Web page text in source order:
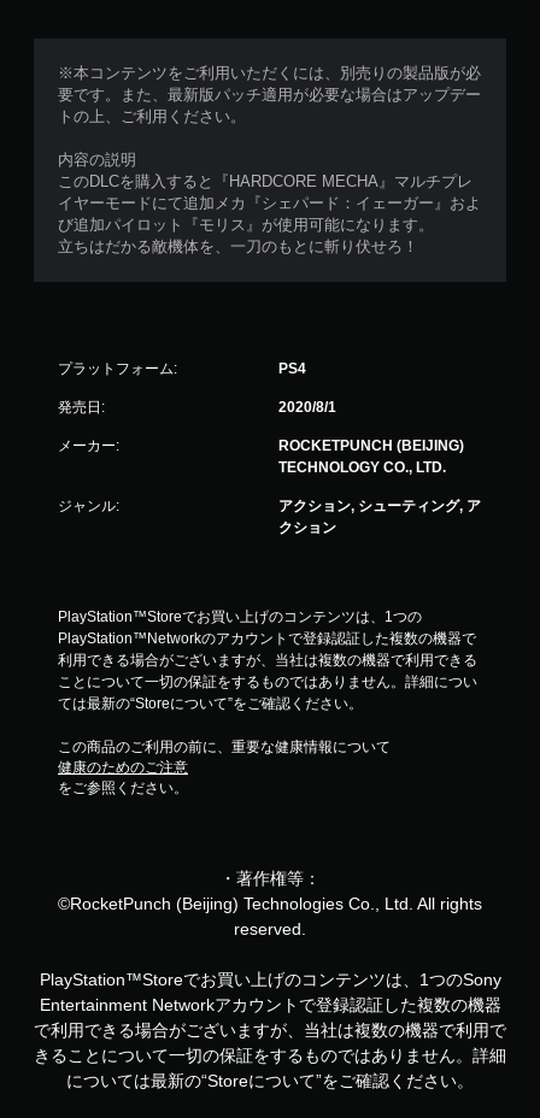
※本コンテンツをご利用いただくには、別売りの製品版が必
要です。また、最新版パッチ適用が必要な場合はアップデー
トの上、ご利用ください。
内容の説明
このDLCを購入すると『HARDCORE MECHA』マルチプレ
イヤーモードにて追加メカ『シェパード：イェーガー』およ
び追加パイロット『モリス』が使用可能になります。
立ちはだかる敵機体を、一刀のもとに斬り伏せろ！
プラットフォーム: PS4
発売日: 2020/8/1
メーカー:
ROCKETPUNCH (BEIJING)
TECHNOLOGY CO., LTD.
ジャンル:
アクション, シューティング, ア
クション
PlayStation™Storeでお買い上げのコンテンツは、1つの
PlayStation™Networkのアカウントで登録認証した複数の機器で
利用できる場合がございますが、当社は複数の機器で利用できる
ことについて一切の保証をするものではありません。詳細につい
ては最新の“Storeについて”をご確認ください。
この商品のご利用の前に、重要な健康情報について
健康のためのご注意
をご参照ください。
・著作権等：
©RocketPunch (Beijing) Technologies Co., Ltd. All rights
reserved.
PlayStation™Storeでお買い上げのコンテンツは、1つのSony
Entertainment Networkアカウントで登録認証した複数の機器
で利用できる場合がございますが、当社は複数の機器で利用で
きることについて一切の保証をするものではありません。詳細
については最新の“Storeについて”をご確認ください。